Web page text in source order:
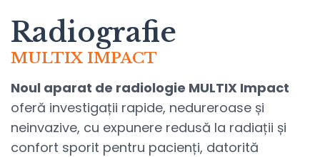
Radiografie
MULTIX IMPACT
Noul aparat de radiologie MULTIX Impact
oferă investigații rapide, nedureroase și
neinvazive, cu expunere redusă la radiații și
confort sporit pentru pacienți, datorită